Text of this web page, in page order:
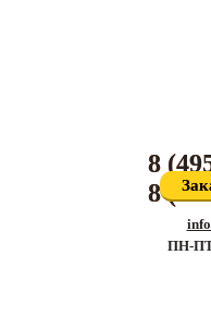
8
8
ПН-